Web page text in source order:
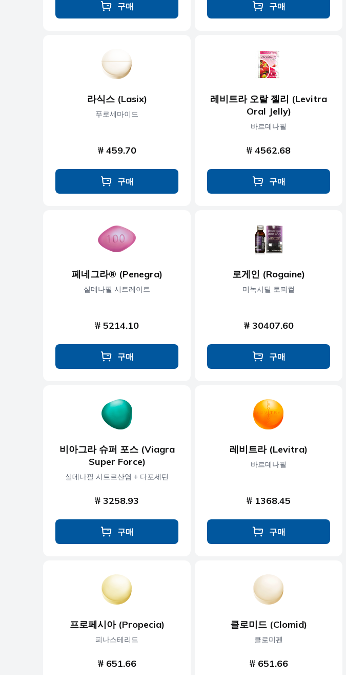
구매 구매
라식스 (Lasix)
푸로세마이드
₩ 459.70
구매
레비트라 오랄 젤리 (Levitra
Oral Jelly)
바르데나필
₩ 4562.68
구매
페네그라® (Penegra)
실데나필 시트레이트
₩ 5214.10
구매
로게인 (Rogaine)
미녹시딜 토피컬
₩ 30407.60
구매
비아그라 슈퍼 포스 (Viagra
Super Force)
실데나필 시트르산염 + 다포세틴
₩ 3258.93
구매
레비트라 (Levitra)
바르데나필
₩ 1368.45
구매
프로페시아 (Propecia)
피나스테리드
₩ 651.66
클로미드 (Clomid)
클로미펜
₩ 651.66